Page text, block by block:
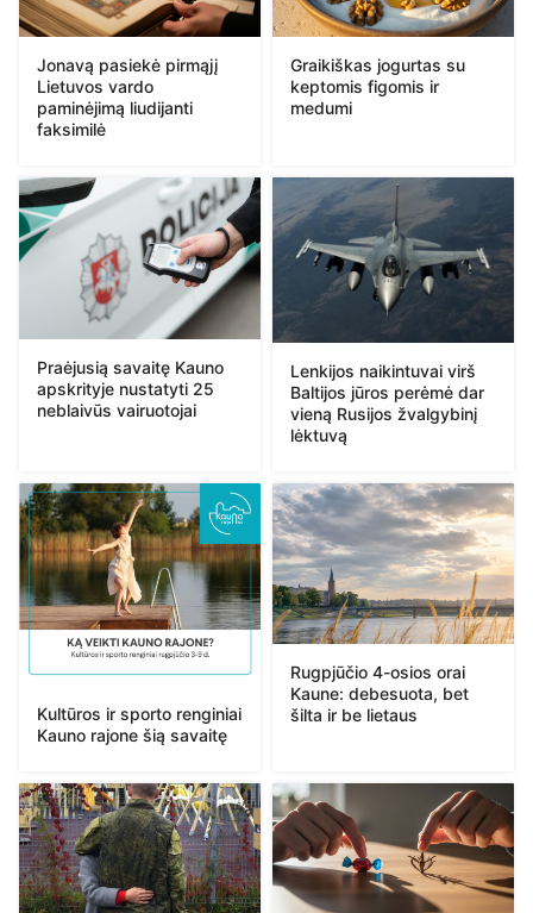
Jonavą pasiekė pirmąjį
Lietuvos vardo
paminėjimą liudijanti
faksimilė
Graikiškas jogurtas su
keptomis figomis ir
medumi
Praėjusią savaitę Kauno
apskrityje nustatyti 25
neblaivūs vairuotojai
Lenkijos naikintuvai virš
Baltijos jūros perėmė dar
vieną Rusijos žvalgybinį
lėktuvą
Kultūros ir sporto renginiai
Kauno rajone šią savaitę
Rugpjūčio 4-osios orai
Kaune: debesuota, bet
šilta ir be lietaus